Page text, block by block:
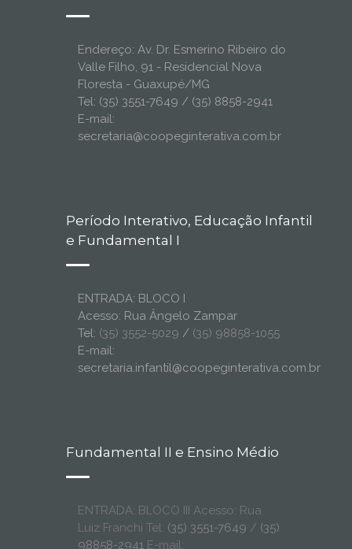
Endereço: Av. Dr. Esmerino Ribeiro do
Valle Filho, 91 - Residencial Nova
Floresta - Guaxupé/MG
Tel: (35) 3551-7649 / (35) 8858-2941
E-mail:
secretaria@coopeginterativa.com.br
Período Interativo, Educação Infantil
e Fundamental I
ENTRADA: BLOCO I
Acesso: Rua Ângelo Zampar
Tel: (35) 3552-5029 / (35) 98858-1055
E-mail:
secretaria.infantil@coopeginterativa.com.br
Fundamental II e Ensino Médio
ENTRADA: BLOCO III Acesso: Rua
Luiz Franchi Tel: (35) 3551-7649 / (35)
98858-2941 E-mail: